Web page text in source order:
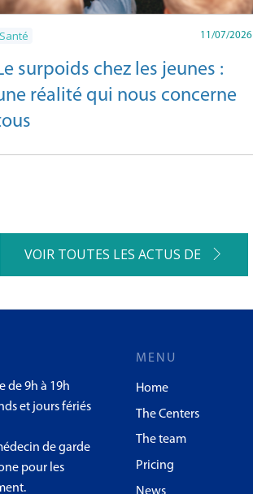
Santé 11/07/2026
surpoids chez les jeunes :
réalité qui nous concerne
VOIR TOUTES LES ACTUS DE
de 9h à 19h
et jours fériés
de garde
pour les
MENU
Home
The Centers
The team
Pricing